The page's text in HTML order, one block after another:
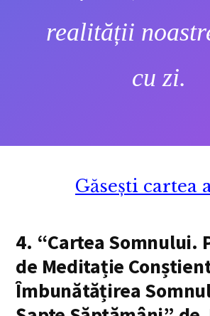
realității
cu zi.
Găsești cartea
4. “Cartea Somnului.
de Meditație
Îmbunătățirea